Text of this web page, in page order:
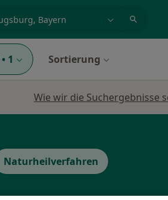
• 1 Sortierung
Wie wir die Suchergebnisse
Naturheilverfahren